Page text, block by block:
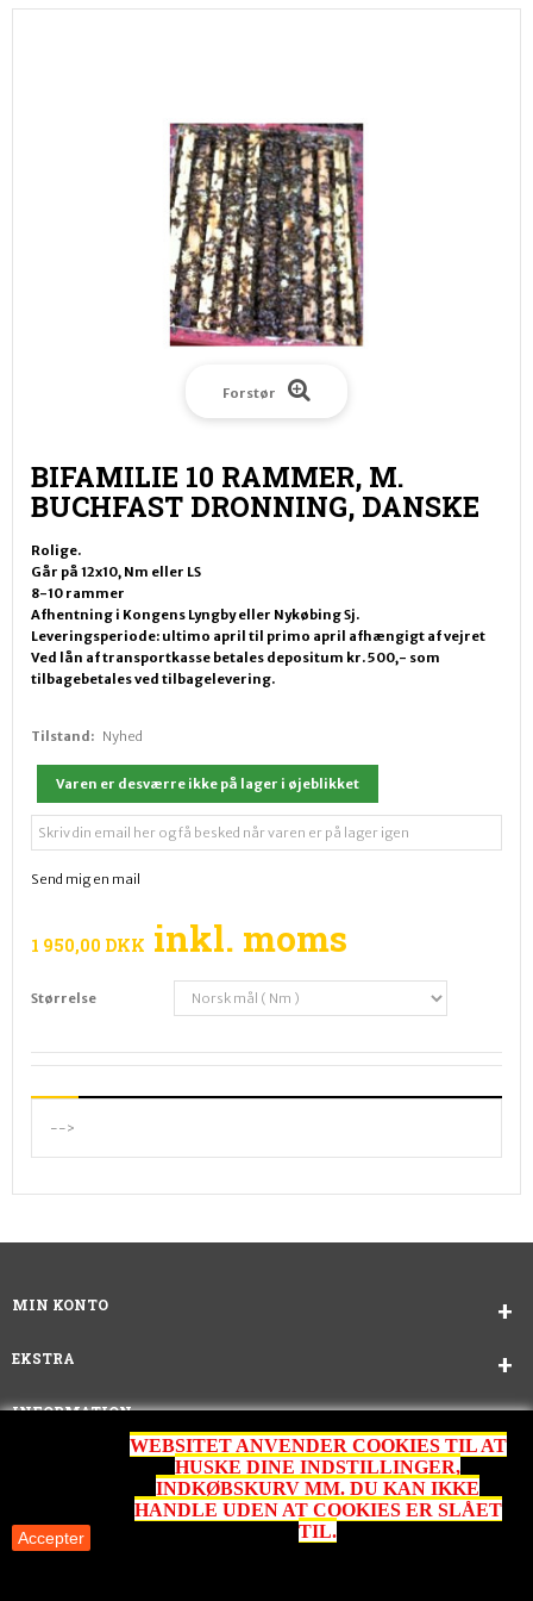
Forstør
BIFAMILIE 10 RAMMER, M.
BUCHFAST DRONNING, DANSKE
Rolige.
Går på 12x10, Nm eller LS
8-10 rammer
Afhentning i Kongens Lyngby eller Nykøbing Sj.
Leveringsperiode: ultimo april til primo april afhængigt af vejret
Ved lån af transportkasse betales depositum kr. 500,- som
tilbagebetales ved tilbagelevering.
Tilstand: Nyhed
Varen er desværre ikke på lager i øjeblikket
Send mig en mail
1 950,00 DKK inkl. moms
Størrelse
-->
MIN KONTO
EKSTRA
INFORMATION
Accepter
WEBSITET ANVENDER COOKIES TIL AT
HUSKE DINE INDSTILLINGER,
INDKØBSKURV MM. DU KAN IKKE
HANDLE UDEN AT COOKIES ER SLÅET
TIL.